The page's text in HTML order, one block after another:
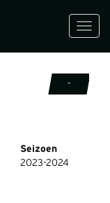
-
Seizoen
2023-2024